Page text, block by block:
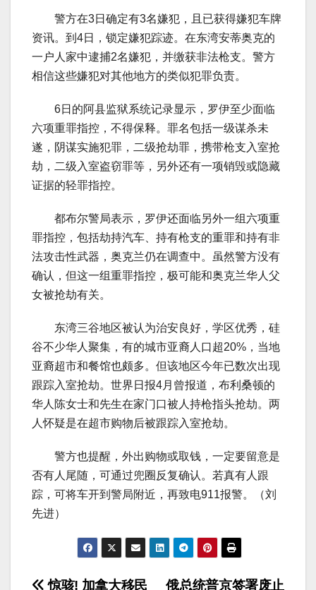
警方在3日确定有3名嫌犯，且已获得嫌犯车牌
资讯。到4日，锁定嫌犯踪迹。在东湾安蒂奥克的
一户人家中逮捕2名嫌犯，并缴获非法枪支。警方
相信这些嫌犯对其他地方的类似犯罪负责。
6日的阿县监狱系统记录显示，罗伊至少面临
六项重罪指控，不得保释。罪名包括一级谋杀未
遂，阴谋实施犯罪，二级抢劫罪，携带枪支入室抢
劫，二级入室盗窃罪等，另外还有一项销毁或隐藏
证据的轻罪指控。
都布尔警局表示，罗伊还面临另外一组六项重
罪指控，包括劫持汽车、持有枪支的重罪和持有非
法攻击性武器，奥克兰仍在调查中。虽然警方没有
确认，但这一组重罪指控，极可能和奥克兰华人父
女被抢劫有关。
东湾三谷地区被认为治安良好，学区优秀，硅
谷不少华人聚集，有的城市亚裔人口超20%，当地
亚裔超市和餐馆也颇多。但该地区今年已数次出现
跟踪入室抢劫。世界日报4月曾报道，布利桑顿的
华人陈女士和先生在家门口被人持枪指头抢劫。两
人怀疑是在超市购物后被跟踪入室抢劫。
警方也提醒，外出购物或取钱，一定要留意是
否有人尾随，可通过兜圈反复确认。若真有人跟
踪，可将车开到警局附近，再致电911报警。（刘
先进）
俄总统普京签署废止
惊骇! 加拿大移民